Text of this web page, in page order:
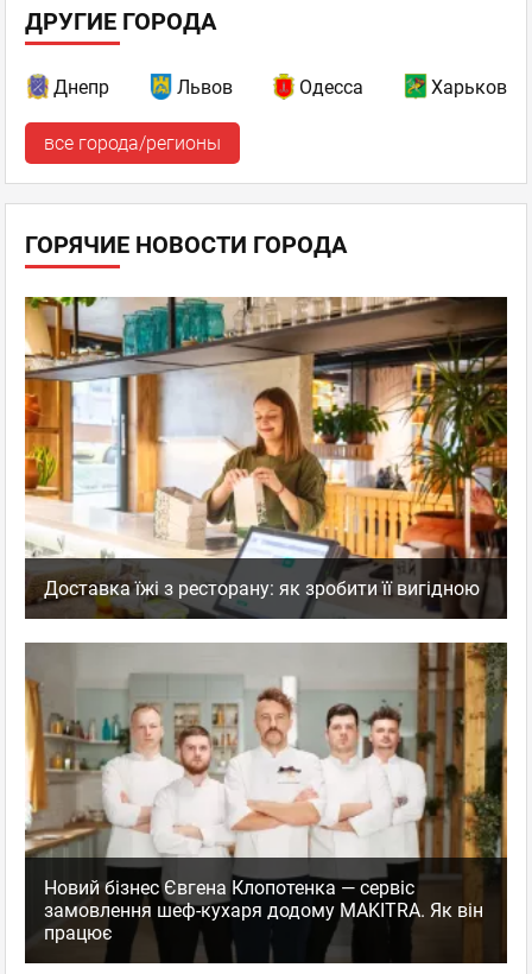
ДРУГИЕ ГОРОДА
Днепр Львов Одесса Харьков
все города/регионы
ГОРЯЧИЕ НОВОСТИ ГОРОДА
Доставка їжі з ресторану: як зробити її вигідною
Новий бізнес Євгена Клопотенка — сервіс
замовлення шеф-кухаря додому MAKITRA. Як він
працює